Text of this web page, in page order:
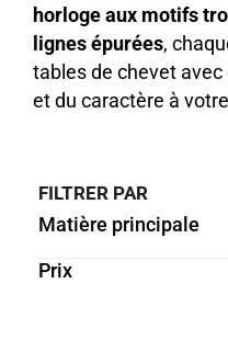
horloge aux motifs
lignes épurées,
tables de chevet
et du caractère à
FILTRER PAR
Matière principale
Prix